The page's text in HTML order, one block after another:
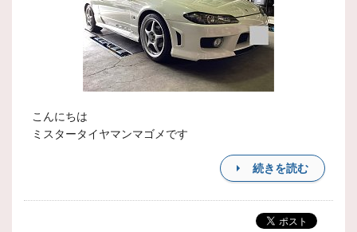
こんにちは
ミスタータイヤマンマゴメです
続きを読む